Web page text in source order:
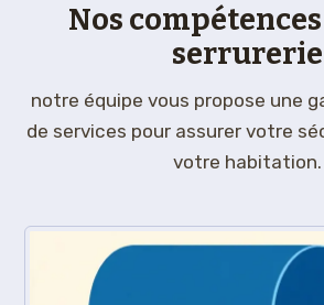
Nos
serrurerie
notre équipe vous propose une
de services pour assurer votre
votre habitation.